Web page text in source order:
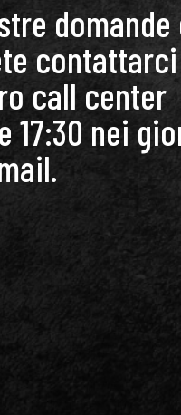
domande
contattarci
call center
17:30 nei